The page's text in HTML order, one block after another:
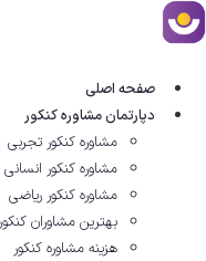
صفحه اصلی
دپارتمان مشاوره کنکور
مشاوره کنکور تجربی
مشاوره کنکور انسانی
مشاوره کنکور ریاضی
بهترین مشاوران کنکور
هزینه مشاوره کنکور